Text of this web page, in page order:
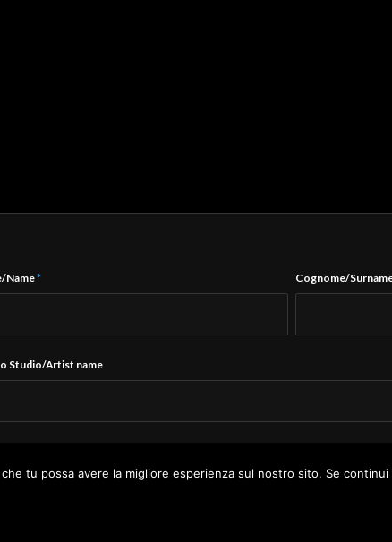
Name* Cognome/
Studio/Artist name
tu possa avere la migliore esperienza sul nostro sito. Se